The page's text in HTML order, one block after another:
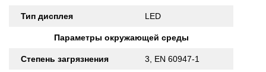
Тип дисплея LED
Параметры окружающей среды
Степень загрязнения 3, EN 60947-1